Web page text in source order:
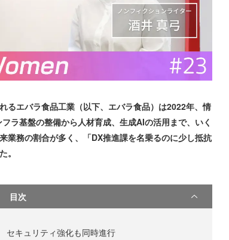
るエバラ食品工業（以下、エバラ食品）は2022年、情
ラ基盤の整備から人材育成、生成AIの活用まで、いく
業務の割合が多く、「DX推進課を名乗るのに少し抵抗
。
目次
セキュリティ強化も同時進行